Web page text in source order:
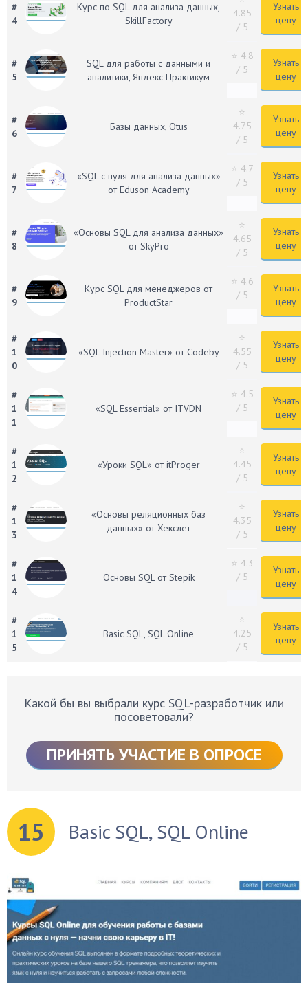
#
4
Курс по SQL для анализа данных,
SkillFactory
4.85
/ 5
Узнать
цену
#
5
SQL для работы с данными и
аналитики, Яндекс Практикум
⭐ 4.8
/ 5
Узнать
цену
#
6
Базы данных, Otus
⭐
4.75
/ 5
Узнать
цену
#
7
«SQL с нуля для анализа данных»
от Eduson Academy
⭐ 4.7
/ 5
Узнать
цену
#
8
«Основы SQL для анализа данных»
от SkyPro
⭐
4.65
/ 5
Узнать
цену
#
9
Курс SQL для менеджеров от
ProductStar
⭐ 4.6
/ 5
Узнать
цену
#
1
0
«SQL Injection Master» от Codeby
⭐
4.55
/ 5
Узнать
цену
#
1
1
«SQL Essential» от ITVDN
⭐ 4.5
/ 5
Узнать
цену
#
1
2
«Уроки SQL» от itProger
⭐
4.45
/ 5
Узнать
цену
#
1
3
«Основы реляционных баз
данных» от Хекслет
⭐
4.35
/ 5
Узнать
цену
#
1
4
Основы SQL от Stepik
⭐ 4.3
/ 5
Узнать
цену
#
1
5
Basic SQL, SQL Online
⭐
4.25
/ 5
Узнать
цену
Какой бы вы выбрали курс SQL-разработчик или
посоветовали?
ПРИНЯТЬ УЧАСТИЕ В ОПРОСЕ
15 Basic SQL, SQL Online